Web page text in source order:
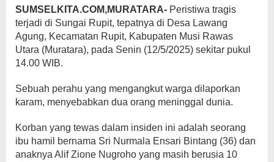
SUMSELKITA.COM,MURATARA- Peristiwa tragis
terjadi di Sungai Rupit, tepatnya di Desa Lawang
Agung, Kecamatan Rupit, Kabupaten Musi Rawas
Utara (Muratara), pada Senin (12/5/2025) sekitar pukul
14.00 WIB.
Sebuah perahu yang mengangkut warga dilaporkan
karam, menyebabkan dua orang meninggal dunia.
Korban yang tewas dalam insiden ini adalah seorang
ibu hamil bernama Sri Nurmala Ensari Bintang (36) dan
anaknya Alif Zione Nugroho yang masih berusia 10